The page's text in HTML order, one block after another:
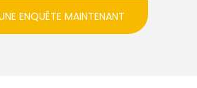
ENQUÊTE MAINTENANT